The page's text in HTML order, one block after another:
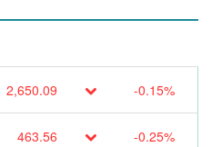
2,650.09 -0.15%
463.56 -0.25%